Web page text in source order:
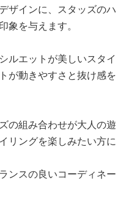
ザインに、スタッズのハ
象を与えます。
ルエットが美しいスタイ
が動きやすさと抜け感を
の組み合わせが大人の遊
リングを楽しみたい方に
ンスの良いコーディネー